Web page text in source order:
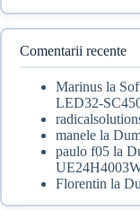
Comentarii recente
Marinusla
LED32-
manelela
paulo f05la
Florentin la